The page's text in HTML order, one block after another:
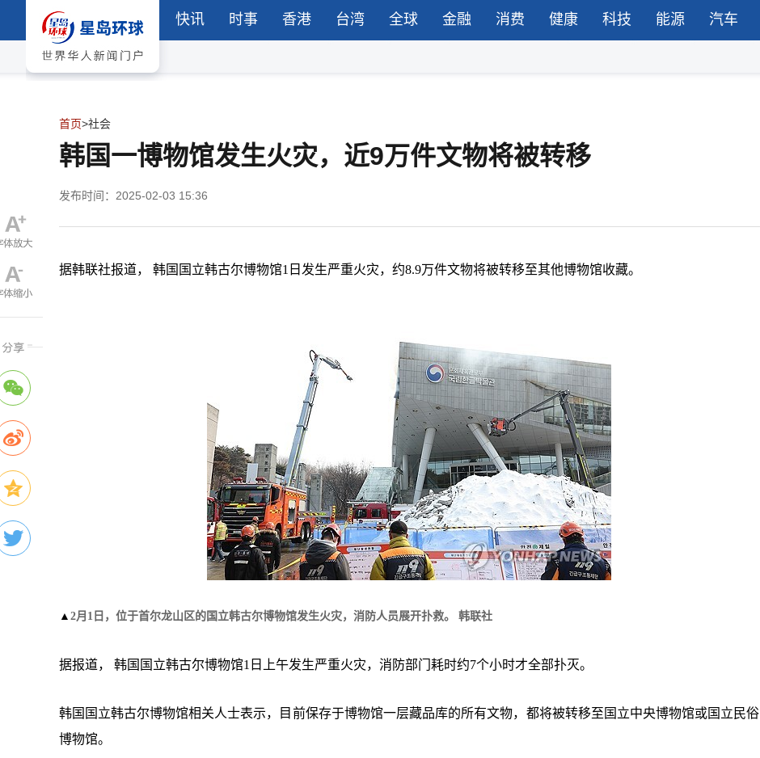
快讯 时事 香港 台湾 全球 金融 消费 健康 科技 能源 汽车
首页>社会
韩国一博物馆发生火灾，近9万件文物将被转移
发布时间：2025-02-03 15:36
据韩联社报道， 韩国国立韩古尔博物馆1日发生严重火灾，约8.9万件文物将被转移至其他博物馆收藏。
▲ 2月1日，位于首尔龙山区的国立韩古尔博物馆发生火灾，消防人员展开扑救。 韩联社
据报道， 韩国国立韩古尔博物馆1日上午发生严重火灾，消防部门耗时约7个小时才全部扑灭。
韩国国立韩古尔博物馆相关人士表示，目前保存于博物馆一层藏品库的所有文物，都将被转移至国立中央博物馆或国立民俗
博物馆。